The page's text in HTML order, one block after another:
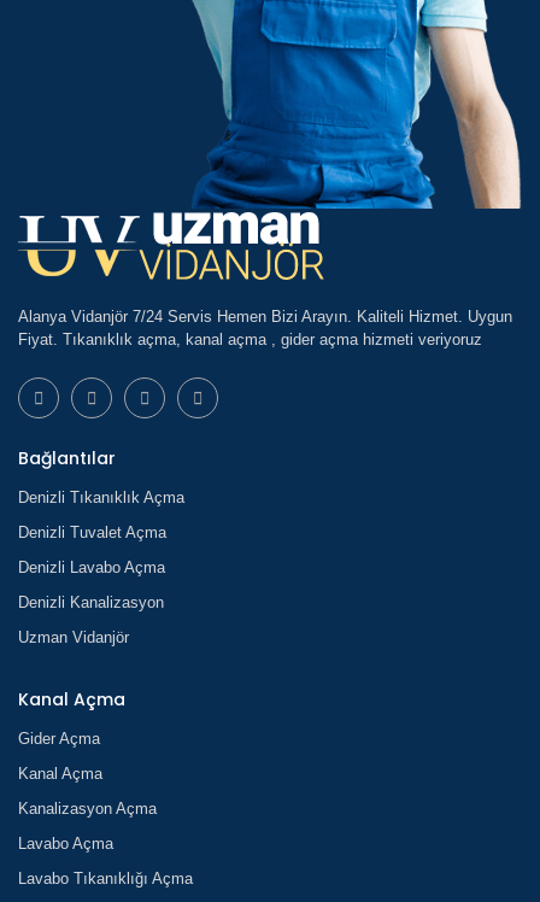
Alanya Vidanjör 7/24 Servis Hemen Bizi Arayın. Kaliteli Hizmet. Uygun
Fiyat. Tıkanıklık açma, kanal açma , gider açma hizmeti veriyoruz
Bağlantılar
Denizli Tıkanıklık Açma
Denizli Tuvalet Açma
Denizli Lavabo Açma
Denizli Kanalizasyon
Uzman Vidanjör
Kanal Açma
Gider Açma
Kanal Açma
Kanalizasyon Açma
Lavabo Açma
Lavabo Tıkanıklığı Açma